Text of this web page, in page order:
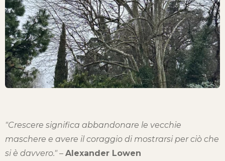
"Crescere significa abbandonare le vecchie
maschere e avere il coraggio di mostrarsi per ciò che
si è davvero." – Alexander Lowen